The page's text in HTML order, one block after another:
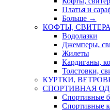
Платья и
Больше →
КОФТЫ,
Водолазки
Джемперы,
Жилеты
Кардиганы,
Толстовки,
КУРТКИ,
СПОРТИВНАЯ
Спортивные
Спортивные